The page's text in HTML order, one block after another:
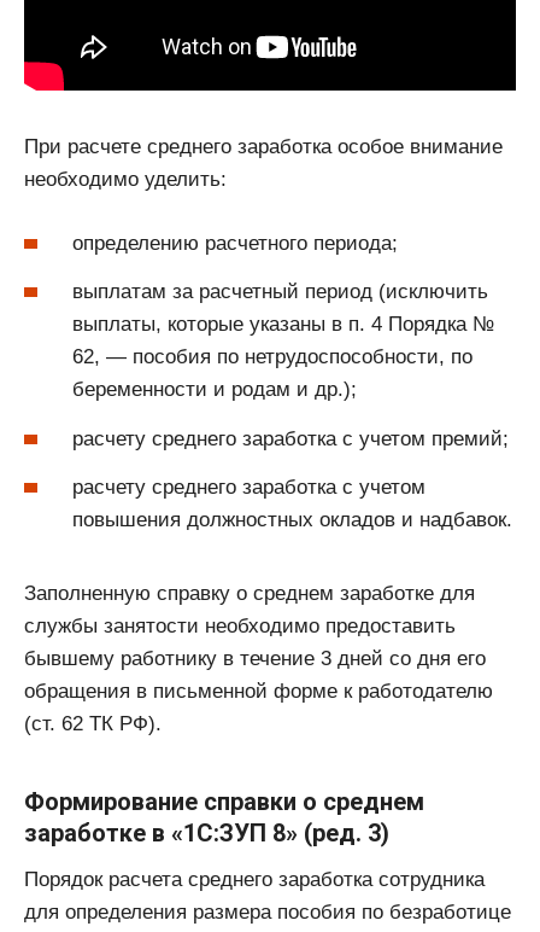
При расчете среднего заработка особое внимание
необходимо уделить:
определению расчетного периода;
выплатам за расчетный период (исключить
выплаты, которые указаны в п. 4 Порядка №
62, — пособия по нетрудоспособности, по
беременности и родам и др.);
расчету среднего заработка с учетом премий;
расчету среднего заработка с учетом
повышения должностных окладов и надбавок.
Заполненную справку о среднем заработке для
службы занятости необходимо предоставить
бывшему работнику в течение 3 дней со дня его
обращения в письменной форме к работодателю
(ст. 62 ТК РФ).
Формирование справки о среднем
заработке в «1С:ЗУП 8» (ред. 3)
Порядок расчета среднего заработка сотрудника
для определения размера пособия по безработице